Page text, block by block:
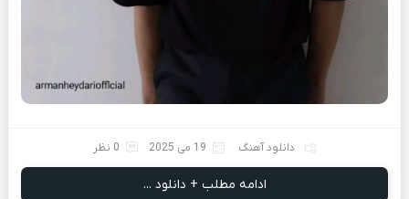
دانلود آهنگ 19 می 2025 0 نظر
ادامه مطلب + دانلود ...